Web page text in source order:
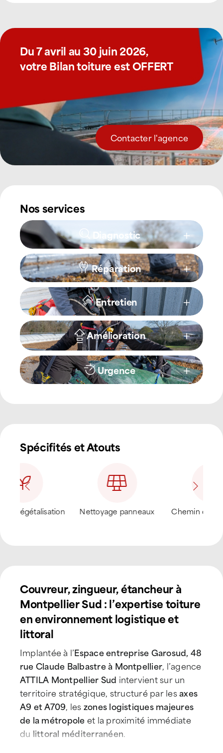
Du 7 avril au 30 juin 2026,
votre Bilan toiture est OFFERT
Contacter l'agence
Nos services
Diagnostic
Réparation
Entretien
Amélioration
Urgence
Spécifités et Atouts
Chemin de circulation
Sécurisation et
Couvreur, zingueur, étancheur à
Montpellier Sud : l’expertise toiture
en environnement logistique et
Implantée à l’Espace entreprise Garosud, 48
rue Claude Balbastre à Montpellier, l’agence
ATTILA Montpellier Sudintervient sur un
territoire stratégique, structuré par lesaxes
A9 et A709, leszones logistiques majeures
de la métropoleet la proximité immédiate